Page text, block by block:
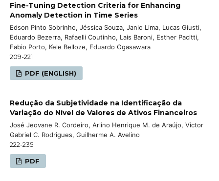
Fine-Tuning Detection Criteria for Enhancing
Anomaly Detection in Time Series
Edson Pinto Sobrinho, Jéssica Souza, Janio Lima, Lucas Giusti,
Eduardo Bezerra, Rafaelli Coutinho, Lais Baroni, Esther Pacitti,
Fabio Porto, Kele Belloze, Eduardo Ogasawara
209-221
PDF (ENGLISH)
Redução da Subjetividade na Identificação da
Variação do Nível de Valores de Ativos Financeiros
José Jeovane R. Cordeiro, Arlino Henrique M. de Araújo, Victor
Gabriel C. Rodrigues, Guilherme A. Avelino
222-235
PDF